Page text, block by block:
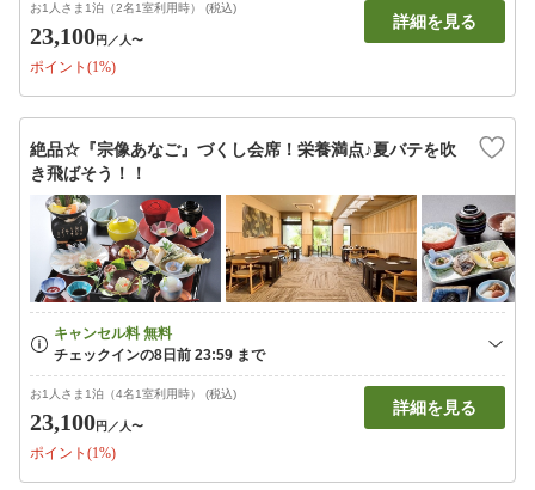
お1人さま1泊（2名1室利用時） (税込)
23,100円 ／人〜
ポイント(1%)
詳細を見る
絶品☆『宗像あなご』づくし会席！栄養満点♪夏バテを吹
き飛ばそう！！
お1人さま1泊（4名1室利用時） (税込)
23,100円 ／人〜
ポイント(1%)
詳細を見る